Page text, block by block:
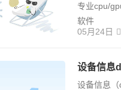
专业cpu/
软件
05月24日
设备信息
设备信息